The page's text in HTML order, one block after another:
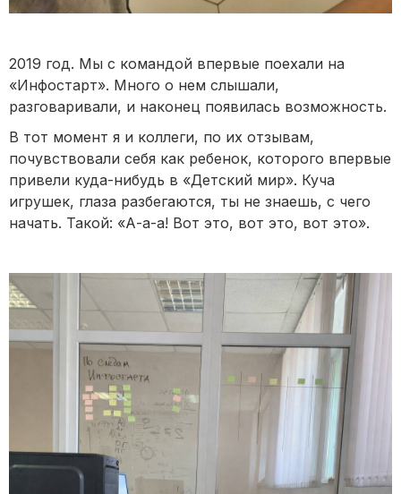
2019 год. Мы с командой впервые поехали на
«Инфостарт». Много о нем слышали,
разговаривали, и наконец появилась возможность.
В тот момент я и коллеги, по их отзывам,
почувствовали себя как ребенок, которого впервые
привели куда-нибудь в «Детский мир». Куча
игрушек, глаза разбегаются, ты не знаешь, с чего
начать. Такой: «А-а-а! Вот это, вот это, вот это».